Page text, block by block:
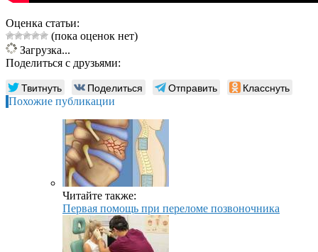
Оценка статьи:
(пока оценок нет)
Загрузка...
Поделиться с друзьями:
Твитнуть Поделиться Отправить Класснуть
Похожие публикации
Читайте также:
Первая помощь при переломе позвоночника